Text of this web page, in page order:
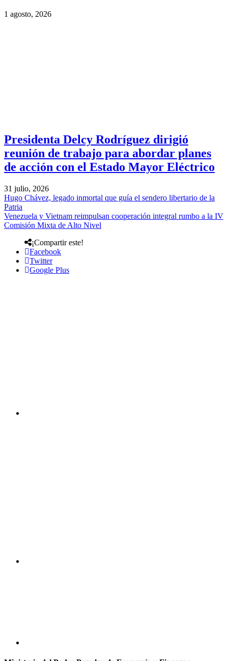
1 agosto, 2026
Presidenta Delcy Rodríguez dirigió
reunión de trabajo para abordar planes
de acción con el Estado Mayor Eléctrico
31 julio, 2026
Hugo Chávez, legado inmortal que guía el sendero libertario de la
Patria
Venezuela y Vietnam reimpulsan cooperación integral rumbo a la IV
Comisión Mixta de Alto Nivel
¡Compartir este!
Facebook
Twitter
Google Plus